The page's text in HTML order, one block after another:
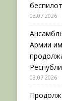
03.07.2026
Армии
03.07.2026